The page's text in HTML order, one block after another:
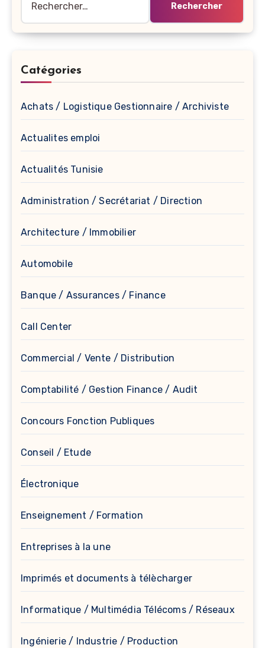
Catégories
Achats / Logistique Gestionnaire / Archiviste
Actualites emploi
Actualités Tunisie
Administration / Secrétariat / Direction
Architecture / Immobilier
Automobile
Banque / Assurances / Finance
Call Center
Commercial / Vente / Distribution
Comptabilité / Gestion Finance / Audit
Concours Fonction Publiques
Conseil / Etude
Électronique
Enseignement / Formation
Entreprises à la une
Imprimés et documents à télècharger
Informatique / Multimédia Télécoms / Réseaux
Ingénierie / Industrie / Production